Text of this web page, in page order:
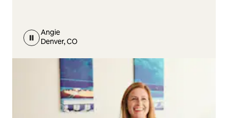
Angie
Denver, CO